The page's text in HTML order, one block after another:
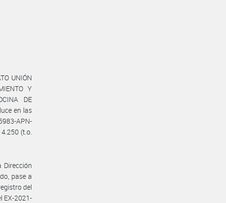
UNIÓN
Y
DE
en las
APN-
(t.o.
Dirección
pase a
del
EX-2021-